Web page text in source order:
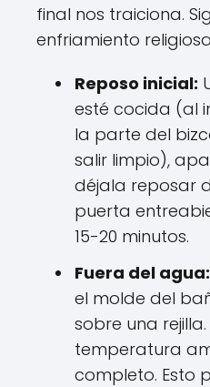
final nos traiciona.
enfriamiento
Reposo inicial:
esté cocida (al
la parte del
salir limpio),
déjala reposar
puerta
15-20 minutos.
Fuera del agua:
el molde del
sobre una
temperatura
completo. Esto